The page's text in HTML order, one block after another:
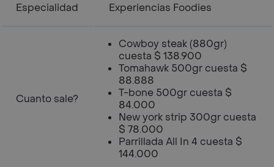
Especialidad Experiencias Foodies
Cuanto sale?
Cowboy steak (880gr)
cuesta $ 138.900
Tomahawk 500gr cuesta $
88.888
T-bone 500gr cuesta $
84.000
New york strip 300gr cuesta
$ 78.000
Parrillada All In 4 cuesta $
144.000